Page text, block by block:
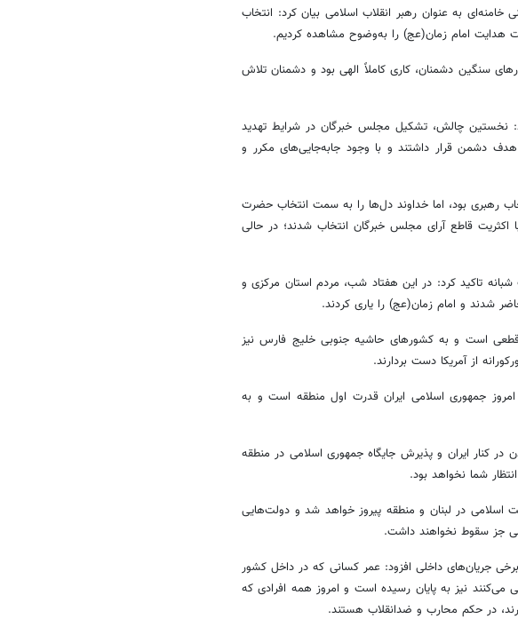
به عنوان رهبر انقلاب اسلامی بیان کرد: انتخاب
هدایت امام زمان(عج) را به‌وضوح مشاهده کردیم.
سنگین دشمنان، کاری کاملاً الهی بود و دشمنان تلاش
نخستین چالش، تشکیل مجلس خبرگان در شرایط تهدید
دشمن قرار داشتند و با وجود جابه‌جایی‌های مکرر و
رهبری بود، اما خداوند دل‌ها را به سمت انتخاب حضرت
قاطع آرای مجلس خبرگان انتخاب شدند؛ در حالی
تاکید کرد: در این هفتاد شب، مردم استان مرکزی و
شدند و امام زمان(عج) را یاری کردند.
قطعی است و به کشورهای حاشیه جنوبی خلیج فارس نیز
از آمریکا دست بردارند.
جمهوری اسلامی ایران قدرت اول منطقه است و به
کنار ایران و پذیرش جایگاه جمهوری اسلامی در منطقه
شما نخواهد بود.
اسلامی در لبنان و منطقه پیروز خواهد شد و دولت‌هایی
جز سقوط نخواهند داشت.
جریان‌های داخلی افزود: عمر کسانی که در داخل کشور
نیز به پایان رسیده است و امروز همه افرادی که
در حکم محارب و ضدانقلاب هستند.